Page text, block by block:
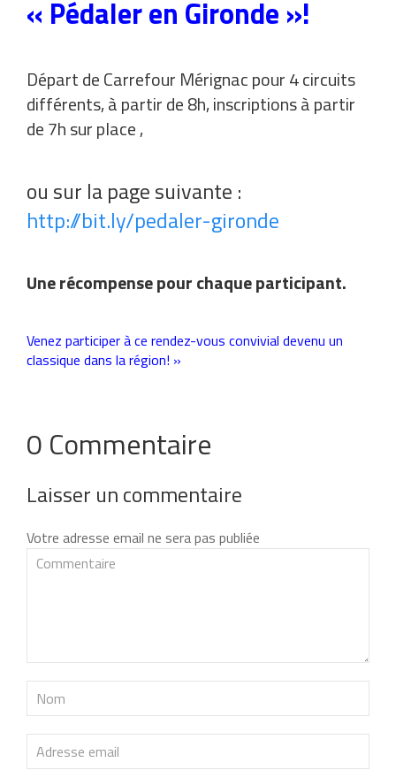
« Pédaler en Gironde »!
Départ de Carrefour Mérignac pour 4 circuits
différents, à partir de 8h, inscriptions à partir
de 7h sur place ,
ou sur la page suivante :
http://bit.ly/pedaler-gironde
Une récompense pour chaque participant.
Venez participer à ce rendez-vous convivial devenu un
classique dans la région! »
0 Commentaire
Laisser un commentaire
Votre adresse email ne sera pas publiée